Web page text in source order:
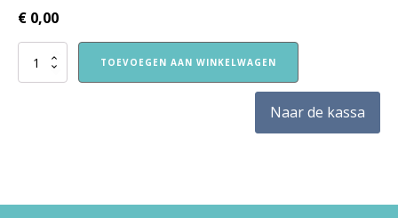
€ 0,00
TOEVOEGEN AAN WINKELWAGEN
Naar de kassa